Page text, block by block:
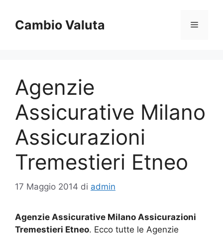
contenuto
Cambio Valuta Menu
Agenzie
Assicurative Milano
Assicurazioni
Tremestieri Etneo
17 Maggio 2014 di admin
Agenzie Assicurative Milano Assicurazioni
Tremestieri Etneo. Ecco tutte le Agenzie